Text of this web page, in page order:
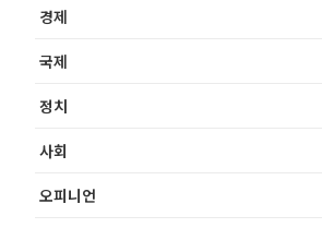
경제
국제
정치
사회
오피니언